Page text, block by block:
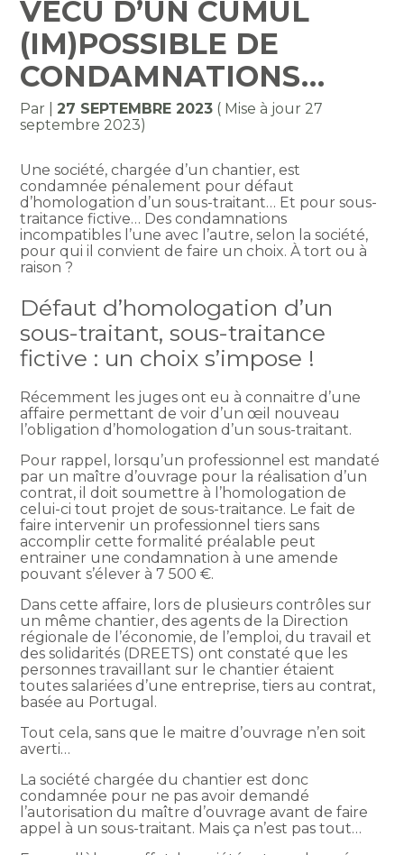
VÉCU D’UN CUMUL
(IM)POSSIBLE DE
CONDAMNATIONS…
Par |27 SEPTEMBRE 2023 ( Mise à jour 27
septembre 2023)
Une société, chargée d’un chantier, est
condamnée pénalement pour défaut
d’homologation d’un sous-traitant… Et pour sous-
traitance fictive… Des condamnations
incompatibles l’une avec l’autre, selon la société,
pour qui il convient de faire un choix. À tort ou à
raison ?
Défaut d’homologation d’un
sous-traitant, sous-traitance
fictive : un choix s’impose !
Récemment les juges ont eu à connaitre d’une
affaire permettant de voir d’un œil nouveau
l’obligation d’homologation d’un sous-traitant.
Pour rappel, lorsqu’un professionnel est mandaté
par un maître d’ouvrage pour la réalisation d’un
contrat, il doit soumettre à l’homologation de
celui-ci tout projet de sous-traitance. Le fait de
faire intervenir un professionnel tiers sans
accomplir cette formalité préalable peut
entrainer une condamnation à une amende
pouvant s’élever à 7 500 €.
Dans cette affaire, lors de plusieurs contrôles sur
un même chantier, des agents de la Direction
régionale de l’économie, de l’emploi, du travail et
des solidarités (DREETS) ont constaté que les
personnes travaillant sur le chantier étaient
toutes salariées d’une entreprise, tiers au contrat,
basée au Portugal.
Tout cela, sans que le maitre d’ouvrage n’en soit
averti…
La société chargée du chantier est donc
condamnée pour ne pas avoir demandé
l’autorisation du maître d’ouvrage avant de faire
appel à un sous-traitant. Mais ça n’est pas tout…